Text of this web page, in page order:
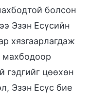
болсон
Эзэн Есүсийн
хязгаарлагдаж
махбодоор
гэдгийг цөөхөн
Эзэн Есүс бие